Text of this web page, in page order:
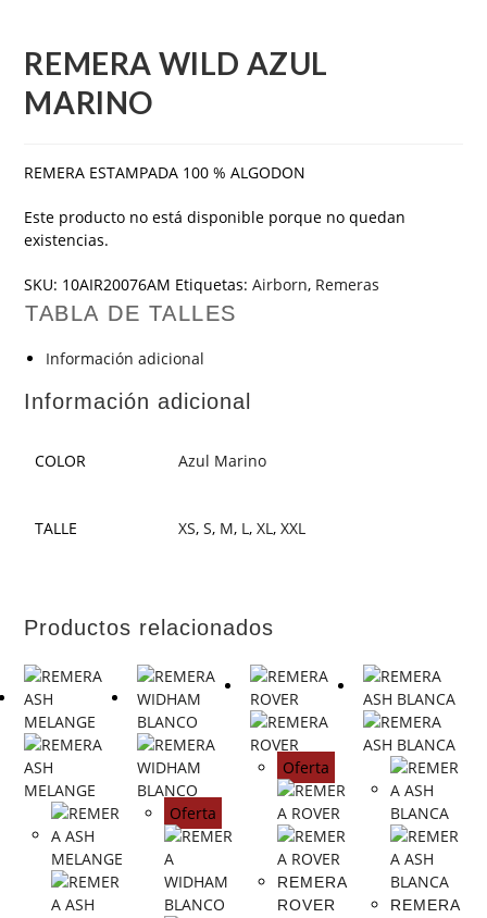
REMERA WILD AZUL
MARINO
REMERA ESTAMPADA 100 % ALGODON
Este producto no está disponible porque no quedan
existencias.
SKU: 10AIR20076AM Etiquetas:Airborn, Remeras
TABLA DE TALLES
Información adicional
Información adicional
COLOR Azul Marino
TALLE XS,S, M, L ,XL ,XXL
Productos relacionados
Oferta
Oferta
REMERA
ROVER
REMERA